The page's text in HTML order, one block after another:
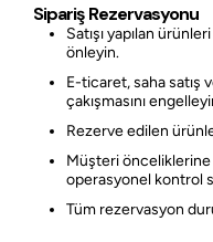
Sipariş Rezervasyonu
Satışı yapılan
önleyin.
E-ticaret, saha satış
çakışmasını
Rezerve edilen
Müşteri
operasyonel kontrol
Tüm rezervasyon